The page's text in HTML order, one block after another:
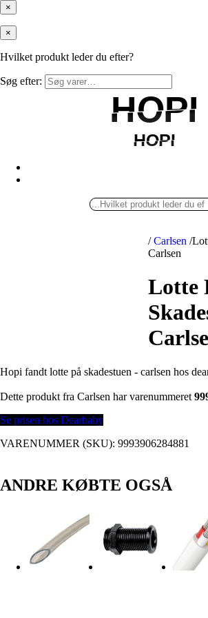
×
×
Hvilket produkt leder du efter?
Søg efter:
HOPI
HOPI
HOPI
HOPI
/ Carlsen /
Carlsen
Lotte
Hopi fandt lotte på skadestuen - carlsen hos
Dette produkt fra Carlsen har varenummeret
Se prisen hos Dearbaby
VARENUMMER (SKU): 9993906284881
ANDRE KØBTE OGSÅ